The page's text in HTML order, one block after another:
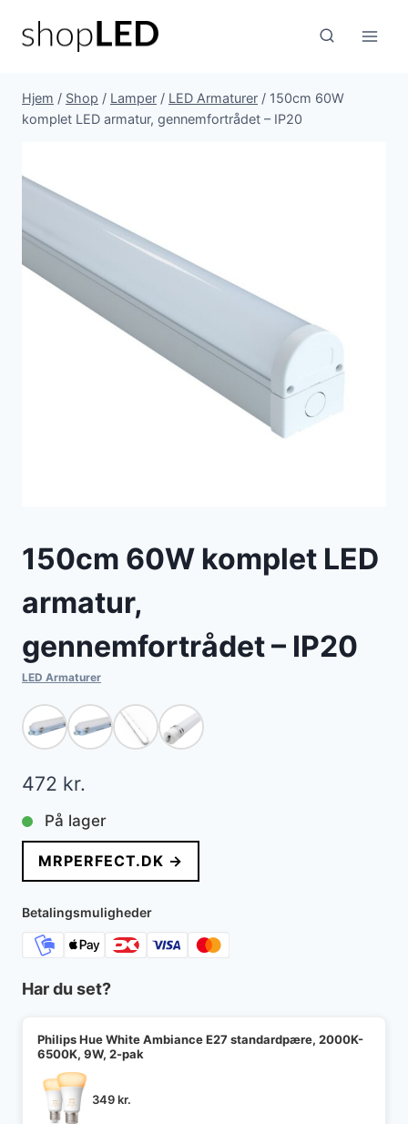
Hjem / Shop / Lamper / LED Armaturer / 150cm 60W
komplet LED armatur, gennemfortrådet – IP20
150cm 60W komplet LED
armatur,
gennemfortrådet – IP20
LED Armaturer
472 kr.
På lager
MRPERFECT.DK →
Betalingsmuligheder
Har du set?
Philips Hue White Ambiance E27 standardpære, 2000K-
6500K, 9W, 2-pak
349kr.